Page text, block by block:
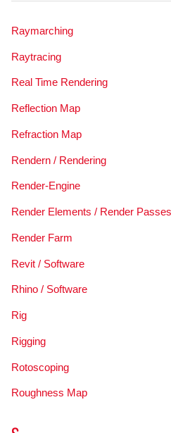
Raymarching
Raytracing
Real Time Rendering
Reflection Map
Refraction Map
Rendern / Rendering
Render-Engine
Render Elements / Render Passes
Render Farm
Revit / Software
Rhino / Software
Rig
Rigging
Rotoscoping
Roughness Map